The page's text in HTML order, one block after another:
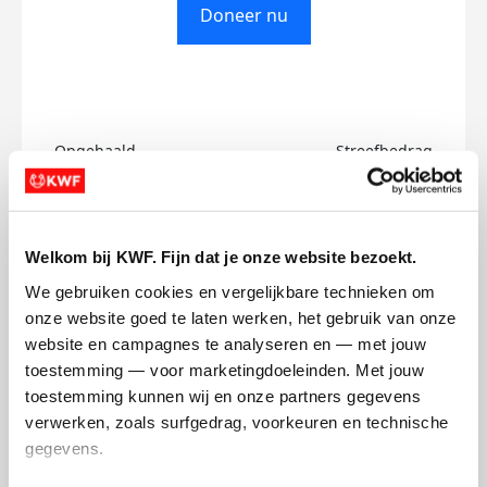
Welkom bij KWF. Fijn dat je onze website bezoekt.
We gebruiken cookies en vergelijkbare technieken om
onze website goed te laten werken, het gebruik van onze
website en campagnes te analyseren en — met jouw
toestemming — voor marketingdoeleinden. Met jouw
toestemming kunnen wij en onze partners gegevens
verwerken, zoals surfgedrag, voorkeuren en technische
gegevens.
Doneer nu
Opgehaald
€0
Streefbedrag
€750
Giulia's badges